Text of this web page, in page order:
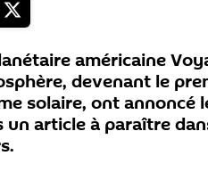
américaine
devenant le
solaire, ont annoncé
un article à paraître